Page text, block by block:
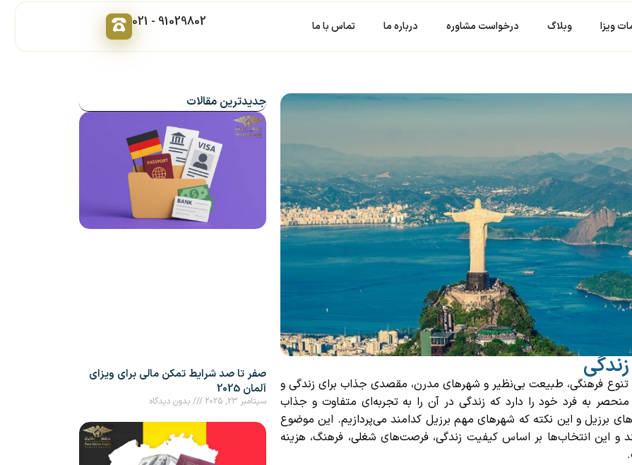
ویزا وبلاگ درخواست مشاوره درباره ما تماس با ما 91029802 - 021
تنوع فرهنگی، طبیعت بی‌نظیر و شهرهای مدرن، مقصدی جذاب برای زندگی و
به فرد خود را دارد که زندگی در آن را به تجربه‌ای متفاوت و جذاب
برزیل و این نکته که شهرهای مهم برزیل کدامندمی‌پردازیم. این موضوع
و این انتخاب‌ها بر اساس کیفیت زندگی، فرصت‌های شغلی، فرهنگ، هزینه
جدیدترین مقالات
صفر تا صد شرایط تمکن مالی برای ویزای
آلمان 2025
سپتامبر 23, 2025 بدون دیدگاه